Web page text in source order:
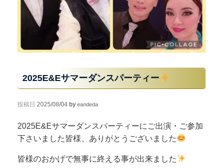
2025E&Eサマーダンスパーティー
投稿日 2025/08/04 by eandeda
2025E&Eサマーダンスパーティーにご出演・ご参加
下さいました皆様、ありがとうございました
皆様のおかげで無事に終える事が出来ました